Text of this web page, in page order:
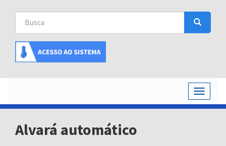
Buscar
Busca
Busca
Toggle
Alvará automático